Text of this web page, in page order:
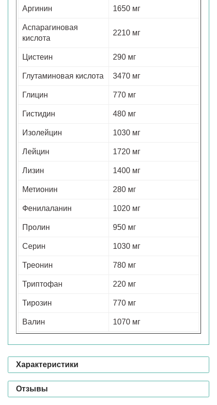
Аргинин 1650 мг
Аспарагиновая
кислота
2210 мг
Цистеин 290 мг
Глутаминовая кислота 3470 мг
Глицин 770 мг
Гистидин 480 мг
Изолейцин 1030 мг
Лейцин 1720 мг
Лизин 1400 мг
Метионин 280 мг
Фенилаланин 1020 мг
Пролин 950 мг
Серин 1030 мг
Треонин 780 мг
Триптофан 220 мг
Тирозин 770 мг
Валин 1070 мг
Характеристики
Отзывы